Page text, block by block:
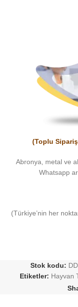
(Toplu
Abronya, metal ve
Whatsapp
(Türkiye’nin her
Stok kodu:
Etiketler: Hayvan